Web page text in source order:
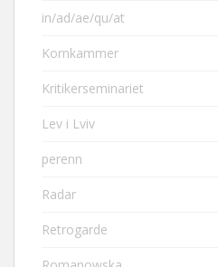
in/ad/ae/qu/at
Kornkammer
Kritikerseminariet
Lev i Lviv
perenn
Radar
Retrogarde